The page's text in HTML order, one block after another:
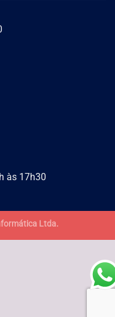
às 17h30
Ltda.